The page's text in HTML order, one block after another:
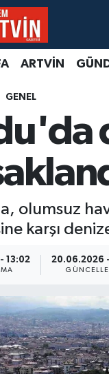
ARTVİN
GENEL
olumsuz
karşı
13:02 20.06.2026 -